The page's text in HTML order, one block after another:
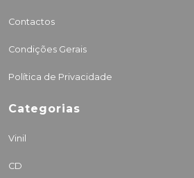
Contactos
Condições Gerais
Política de Privacidade
Categorias
Vinil
CD